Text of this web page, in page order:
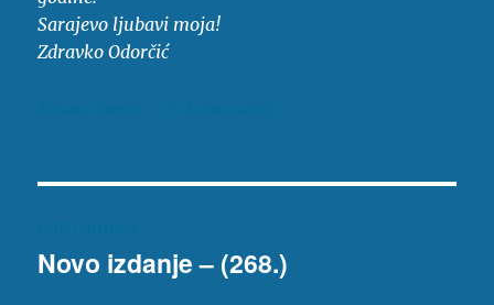
Sarajevo ljubavi moja!
Zdravko Odorčić
objava
Prethodna
Novo izdanje – (268.)